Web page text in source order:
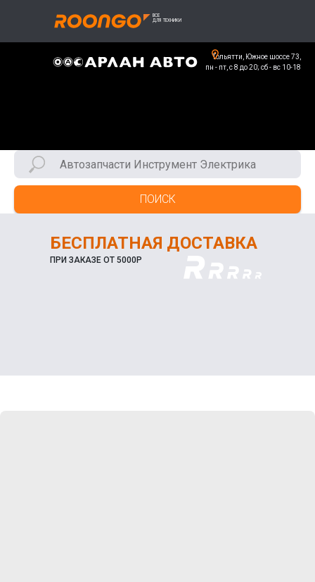
Тольятти, Южное шоссе 73,
пн - пт, с 8 до 20; сб - вс 10-18
ПОИСК
БЕСПЛАТНАЯ ДОСТАВКА
ПРИ ЗАКАЗЕ ОТ 5000Р